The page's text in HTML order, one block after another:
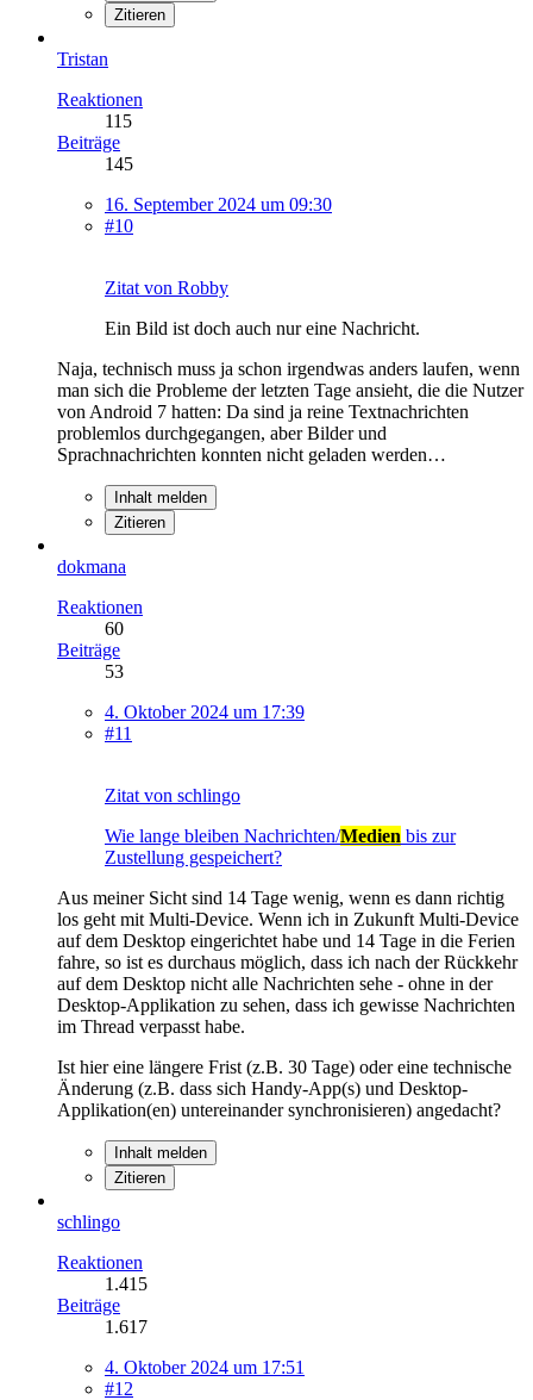
Zitieren
Tristan
Reaktionen
115
Beiträge
145
16. September 2024 um 09:30
#10
Zitat von Robby
Ein Bild ist doch auch nur eine Nachricht.
Naja, technisch muss ja schon irgendwas anders laufen, wenn
man sich die Probleme der letzten Tage ansieht, die die Nutzer
von Android 7 hatten: Da sind ja reine Textnachrichten
problemlos durchgegangen, aber Bilder und
Sprachnachrichten konnten nicht geladen werden…
Inhalt melden
Zitieren
dokmana
Reaktionen
60
Beiträge
53
4. Oktober 2024 um 17:39
#11
Zitat von schlingo
Wie lange bleiben Nachrichten/Medien bis zur
Zustellung gespeichert?
Aus meiner Sicht sind 14 Tage wenig, wenn es dann richtig
los geht mit Multi-Device. Wenn ich in Zukunft Multi-Device
auf dem Desktop eingerichtet habe und 14 Tage in die Ferien
fahre, so ist es durchaus möglich, dass ich nach der Rückkehr
auf dem Desktop nicht alle Nachrichten sehe - ohne in der
Desktop-Applikation zu sehen, dass ich gewisse Nachrichten
im Thread verpasst habe.
Ist hier eine längere Frist (z.B. 30 Tage) oder eine technische
Änderung (z.B. dass sich Handy-App(s) und Desktop-
Applikation(en) untereinander synchronisieren) angedacht?
Inhalt melden
Zitieren
schlingo
Reaktionen
1.415
Beiträge
1.617
4. Oktober 2024 um 17:51
#12